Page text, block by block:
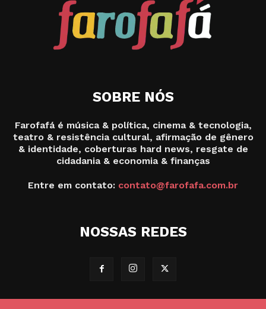
SOBRE NÓS
Farofafá é música & política, cinema & tecnologia,
teatro & resistência cultural, afirmação de gênero
& identidade, coberturas hard news, resgate de
cidadania & economia & finanças
Entre em contato: contato@farofafa.com.br
NOSSAS REDES